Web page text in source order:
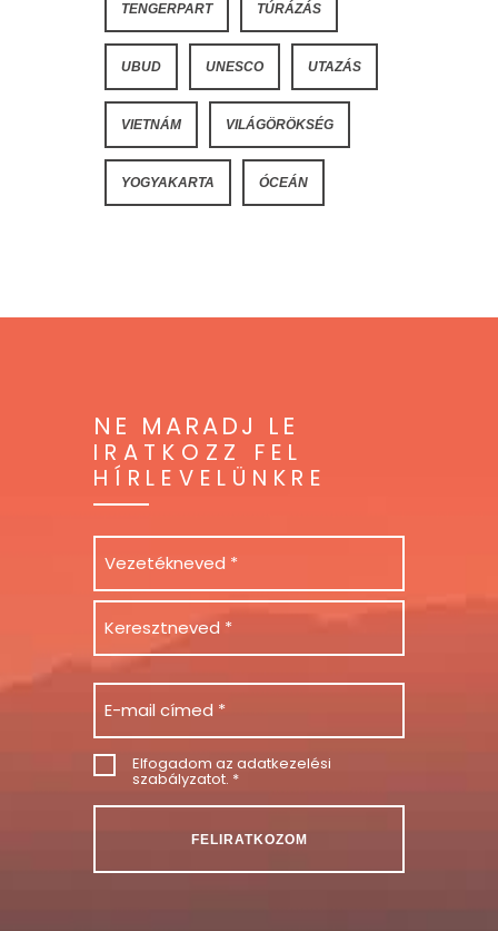
TENGERPART TÚRÁZÁS
UBUD UNESCO UTAZÁS
VIETNÁM VILÁGÖRÖKSÉG
YOGYAKARTA ÓCEÁN
NE MARADJ LE
IRATKOZZ FEL
HÍRLEVELÜNKRE
Név
Consent
Elfogadom az adatkezelési
szabályzatot. *